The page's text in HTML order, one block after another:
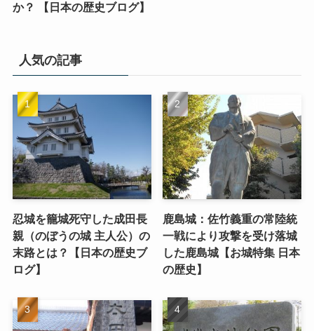
か？ 【日本の歴史ブログ】
人気の記事
忍城を籠城死守した成田長
親（のぼうの城 主人公）の
末路とは？【日本の歴史ブ
ログ】
鹿島城：佐竹義重の常陸統
一戦により攻撃を受け落城
した鹿島城【お城特集 日本
の歴史】